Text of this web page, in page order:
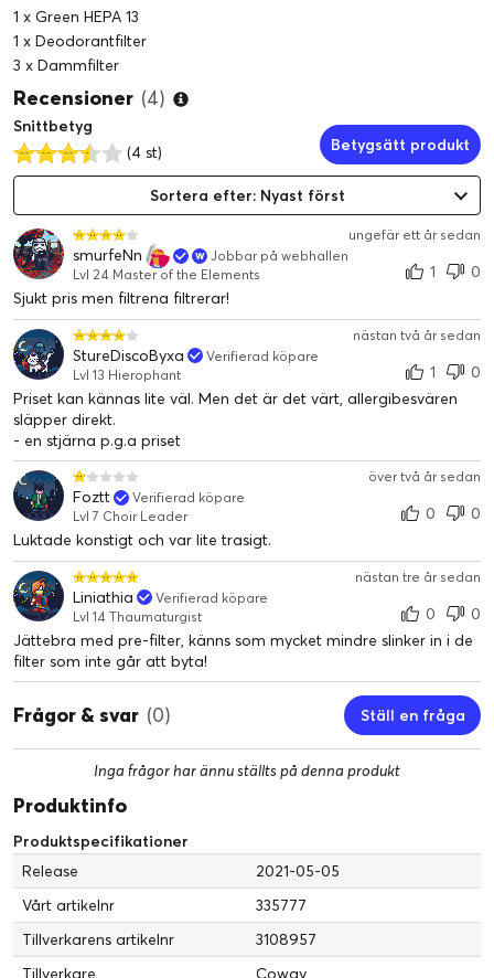
1 x Green HEPA 13
1 x Deodorantfilter
3 x Dammfilter
Recensioner (4)
Snittbetyg
(4 st)
Betygsätt produkt
Sortera efter: Nyast först
ungefär ett år sedan
smurfeNn
Jobbar på webhallen
Lvl 24 Master of the Elements
1
0
Sjukt pris men filtrena filtrerar!
nästan två år sedan
StureDiscoByxa
Verifierad köpare
Lvl 13 Hierophant
1
0
Priset kan kännas lite väl. Men det är det värt, allergibesvären
släpper direkt.
- en stjärna p.g.a priset
över två år sedan
Foztt
Verifierad köpare
Lvl 7 Choir Leader
0
0
Luktade konstigt och var lite trasigt.
nästan tre år sedan
Liniathia
Verifierad köpare
Lvl 14 Thaumaturgist
0
0
Jättebra med pre-filter, känns som mycket mindre slinker in i de
filter som inte går att byta!
Frågor & svar (0) Ställ en fråga
Inga frågor har ännu ställts på denna produkt
Produktinfo
Produktspecifikationer
Release
2021-05-05
Vårt artikelnr
335777
Tillverkarens artikelnr
3108957
Tillverkare
Coway